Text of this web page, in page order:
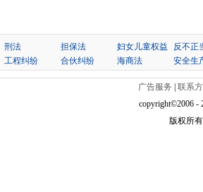
刑法 担保法
妇女儿童权益
工程纠纷 合伙纠纷 海商法 安全生
广告服务
联系
copyright©2006 -
版权所